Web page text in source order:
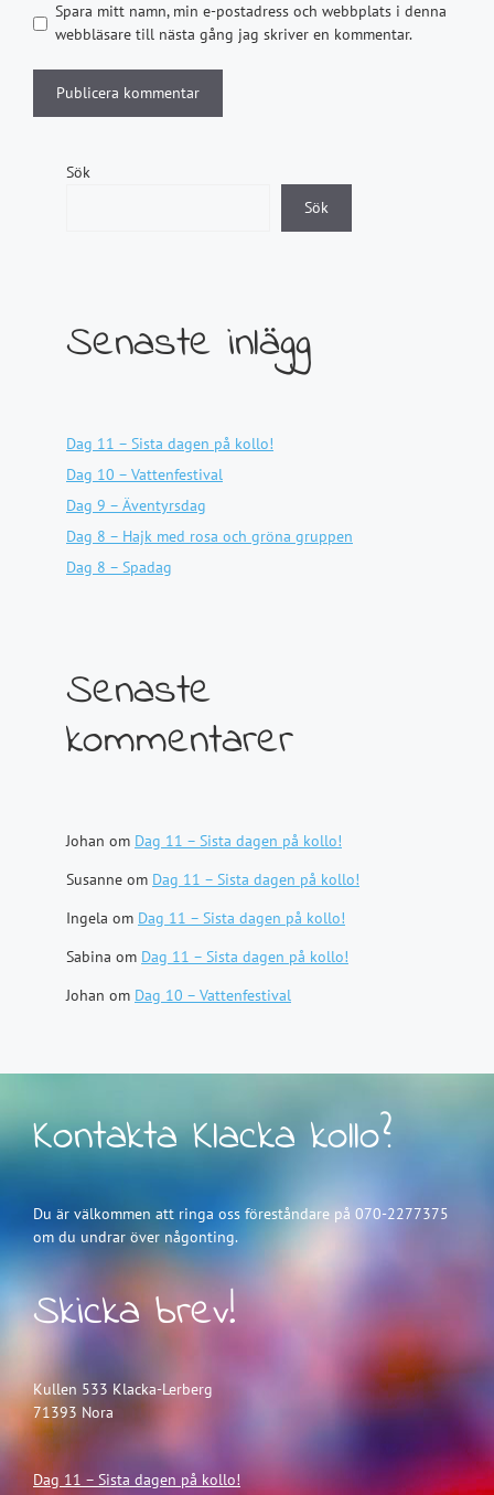
Spara mitt namn, min e-postadress och webbplats i denna
webbläsare till nästa gång jag skriver en kommentar.
Sök
Sök
Senaste inlägg
Dag 11 – Sista dagen på kollo!
Dag 10 – Vattenfestival
Dag 9 – Äventyrsdag
Dag 8 – Hajk med rosa och gröna gruppen
Dag 8 – Spadag
Senaste
kommentarer
Johan om Dag 11 – Sista dagen på kollo!
Susanne om Dag 11 – Sista dagen på kollo!
Ingela om Dag 11 – Sista dagen på kollo!
Sabina om Dag 11 – Sista dagen på kollo!
Johan om Dag 10 – Vattenfestival
Kontakta Klacka kollo?
Du är välkommen att ringa oss föreståndare på 070-2277375
om du undrar över någonting.
Skicka brev!
Kullen 533 Klacka-Lerberg
71393 Nora
Dag 11 – Sista dagen på kollo!